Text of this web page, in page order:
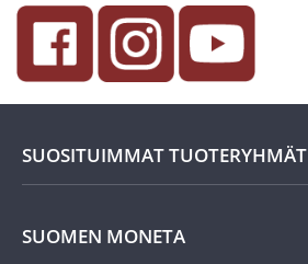
SUOSITUIMMAT TUOTERYHMÄT
Uutuudet
SUOMEN MONETA